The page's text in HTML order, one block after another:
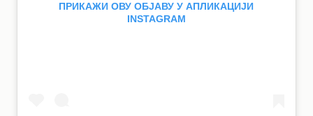
ПРИКАЖИ ОВУ ОБЈАВУ У АПЛИКАЦИЈИ
INSTAGRAM